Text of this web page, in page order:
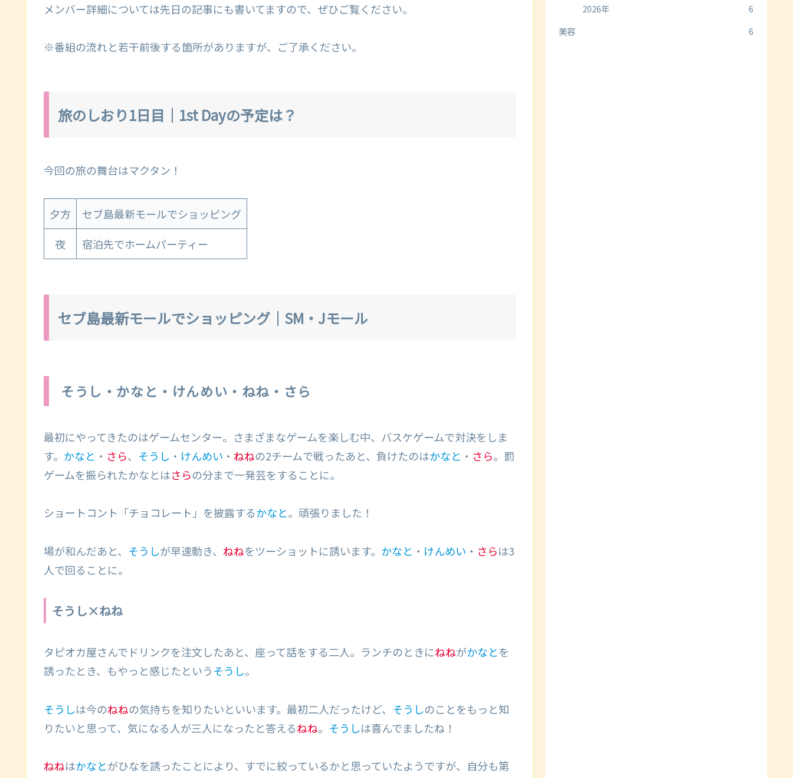
メンバー詳細については先日の記事にも書いてますので、ぜひご覧ください。
※番組の流れと若干前後する箇所がありますが、ご了承ください。
旅のしおり1日目｜1st Dayの予定は？
今回の旅の舞台はマクタン！
夕方
セブ島最新モールでショッピング
夜
宿泊先でホームパーティー
セブ島最新モールでショッピング｜SM・Jモール
そうし・かなと・けんめい・ねね・さら
最初にやってきたのはゲームセンター。さまざまなゲームを楽しむ中、バスケゲームで対決をしま
す。 かなと ・ さら、 そうし ・ けんめい ・ ねねの2チームで戦ったあと、負けたのはかなと ・ さら。罰
ゲームを振られたかなとはさらの分まで一発芸をすることに。
ショートコント「チョコレート」を披露するかなと。頑張りました！
場が和んだあと、 そうしが早速動き、 ねねをツーショットに誘います。 かなと ・ けんめい ・ さらは3
人で回ることに。
そうし×ねね
タピオカ屋さんでドリンクを注文したあと、座って話をする二人。ランチのときにねねがかなとを
誘ったとき、もやっと感じたというそうし。
そうしは今のねねの気持ちを知りたいといいます。最初二人だったけど、 そうしのことをもっと知
りたいと思って、気になる人が三人になったと答えるねね。 そうしは喜んでましたね！
ねねはかなとがひなを誘ったことにより、すでに絞っているかと思っていたようですが、自分も第
2026年
6
美容
6